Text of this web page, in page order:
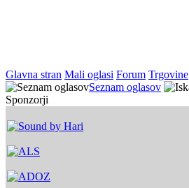
Glavna stran Mali oglasi Forum Trgovine
Seznam oglasov
Sponzorji